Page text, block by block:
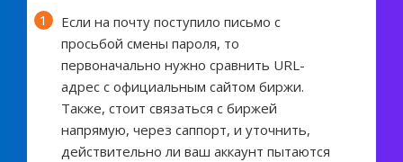
Если на почту поступило письмо с
просьбой смены пароля, то
первоначально нужно сравнить URL-
адрес с официальным сайтом биржи.
Также, стоит связаться с биржей
напрямую, через саппорт, и уточнить,
действительно ли ваш аккаунт пытаются